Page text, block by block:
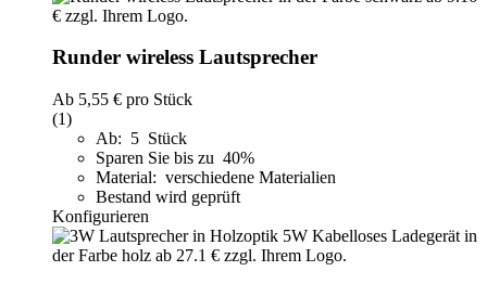
Runder wireless Lautsprecher
Ab 5,55 € pro Stück
(1)
Ab: 5 Stück
Sparen Sie bis zu 40%
Material: verschiedene Materialien
Bestand wird geprüft
Konfigurieren